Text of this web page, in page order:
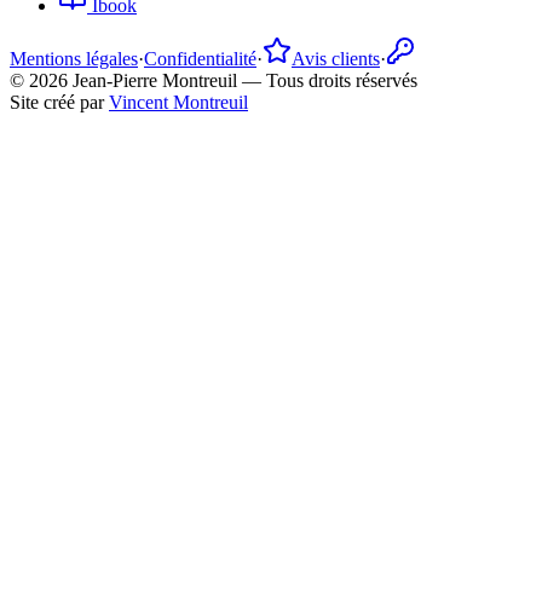
Ibook
Mentions légales·Confidentialité· Avis clients·
© 2026 Jean-Pierre Montreuil — Tous droits réservés
Site créé par Vincent Montreuil